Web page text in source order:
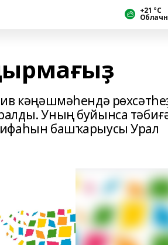
+21 °С
кәңәшмәһендә
Уның буйынса
башҡарыусы Урал